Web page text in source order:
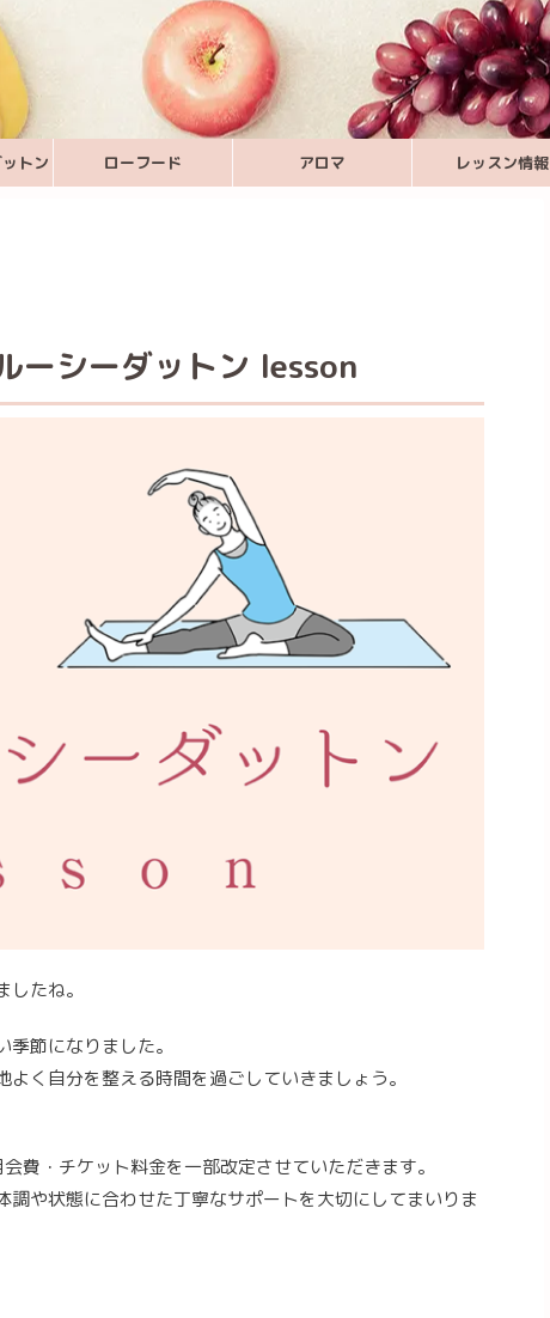
トン ローフード アロマ レッスン情報
ーシーダットン lesson
たね。
節になりました。
く自分を整える時間を過ごしていきましょう。
費・チケット料金を一部改定させていただきます。
や状態に合わせた丁寧なサポートを大切にしてまいりま